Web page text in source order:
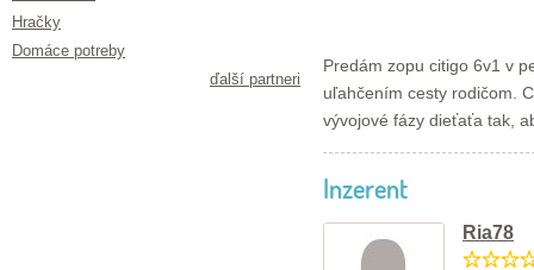
Hračky
Domáce potreby
ďalší partneri
Predám zopu citigo 6v1 v
uľahčením cesty rodičom.
vývojové fázy dieťaťa tak,
Inzerent
Ria78